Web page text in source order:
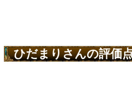
ひだまりさんの評価